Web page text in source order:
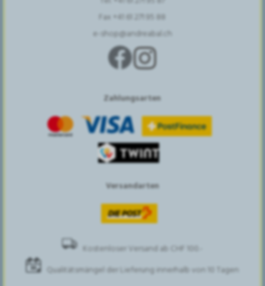
Fax +41 61 271 95 88
e-shop@andreabal.ch
Zahlungsarten
Versandarten
Kostenloser Versand ab CHF 100.-
Qualitätsmängel der Lieferung innerhalb von 10 Tagen